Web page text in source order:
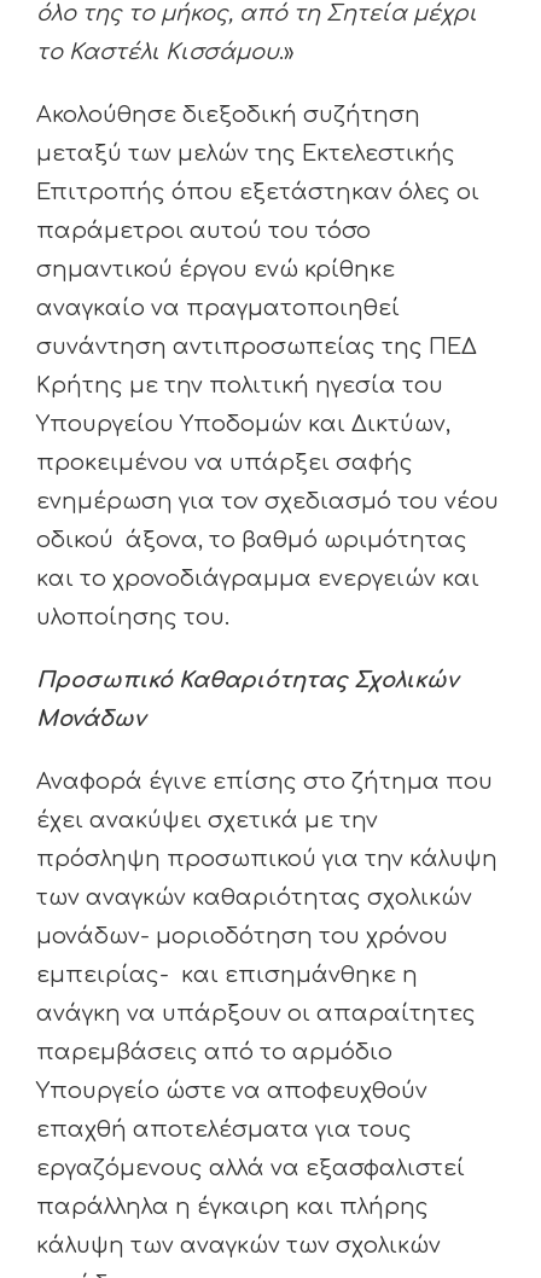
όλο της το μήκος, από τη Σητεία μέχρι
το Καστέλι Κισσάμου.»
Ακολούθησε διεξοδική συζήτηση
μεταξύ των μελών της Εκτελεστικής
Επιτροπής όπου εξετάστηκαν όλες οι
παράμετροι αυτού του τόσο
σημαντικού έργου ενώ κρίθηκε
αναγκαίο να πραγματοποιηθεί
συνάντηση αντιπροσωπείας της ΠΕΔ
Κρήτης με την πολιτική ηγεσία του
Υπουργείου Υποδομών και Δικτύων,
προκειμένου να υπάρξει σαφής
ενημέρωση για τον σχεδιασμό του νέου
οδικού άξονα, το βαθμό ωριμότητας
και το χρονοδιάγραμμα ενεργειών και
υλοποίησης του.
Προσωπικό Καθαριότητας Σχολικών
Μονάδων
Αναφορά έγινε επίσης στο ζήτημα που
έχει ανακύψει σχετικά με την
πρόσληψη προσωπικού για την κάλυψη
των αναγκών καθαριότητας σχολικών
μονάδων- μοριοδότηση του χρόνου
εμπειρίας- και επισημάνθηκε η
ανάγκη να υπάρξουν οι απαραίτητες
παρεμβάσεις από το αρμόδιο
Υπουργείο ώστε να αποφευχθούν
επαχθή αποτελέσματα για τους
εργαζόμενους αλλά να εξασφαλιστεί
παράλληλα η έγκαιρη και πλήρης
κάλυψη των αναγκών των σχολικών